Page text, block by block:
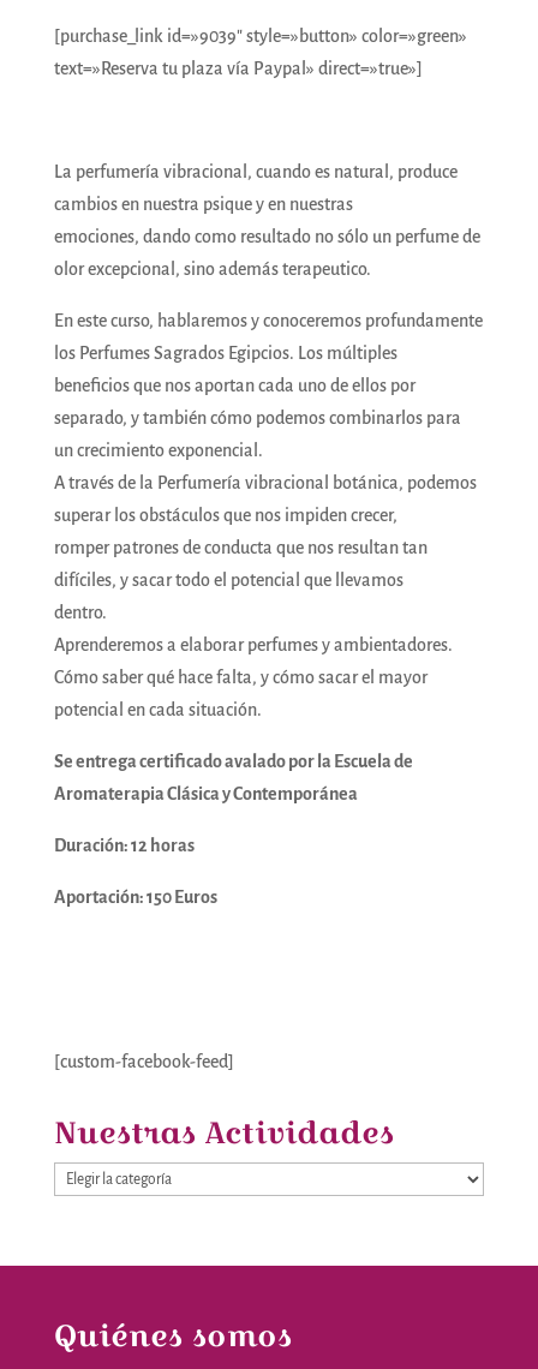
[purchase_link id=»9039″ style=»button» color=»green»
text=»Reserva tu plaza vía Paypal» direct=»true»]
La perfumería vibracional, cuando es natural, produce
cambios en nuestra psique y en nuestras
emociones, dando como resultado no sólo un perfume de
olor excepcional, sino además terapeutico.
En este curso, hablaremos y conoceremos profundamente
los Perfumes Sagrados Egipcios. Los múltiples
beneficios que nos aportan cada uno de ellos por
separado, y también cómo podemos combinarlos para
un crecimiento exponencial.
A través de la Perfumería vibracional botánica, podemos
superar los obstáculos que nos impiden crecer,
romper patrones de conducta que nos resultan tan
difíciles, y sacar todo el potencial que llevamos
dentro.
Aprenderemos a elaborar perfumes y ambientadores.
Cómo saber qué hace falta, y cómo sacar el mayor
potencial en cada situación.
Se entrega certificado avalado por la Escuela de
Aromaterapia Clásica y Contemporánea
Duración: 12 horas
Aportación: 150 Euros
[custom-facebook-feed]
Nuestras Actividades
Nuestras
Quiénes somos